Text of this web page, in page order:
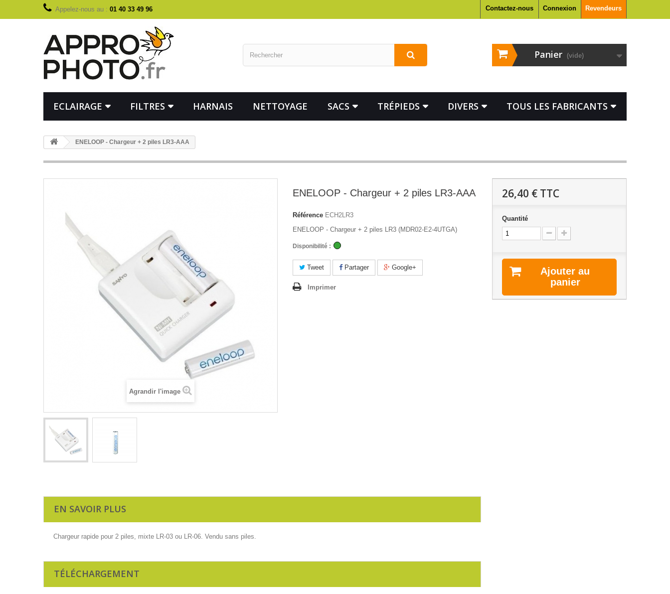
Connexion Revendeurs
Contactez-nous
Appelez-nous au : 01 40 33 49 96
Panier (vide)
ECLAIRAGE FILTRES HARNAIS NETTOYAGE SACS TRÉPIEDS DIVERS TOUS LES FABRICANTS
ENELOOP - Chargeur + 2 piles LR3-AAA
Agrandir l'image
ENELOOP - Chargeur + 2 piles LR3-AAA
Référence ECH2LR3
ENELOOP - Chargeur + 2 piles LR3 (MDR02-E2-4UTGA)
Disponibilité :
Tweet Partager Google+
Imprimer
26,40 €TTC
Quantité
Ajouter au
panier
EN SAVOIR PLUS
Chargeur rapide pour 2 piles, mixte LR-03 ou LR-06. Vendu sans piles.
TÉLÉCHARGEMENT